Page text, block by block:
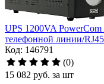
UPS 1200VA
телефонной линии/RJ45
Код: 146791
(0)
15 082 руб. за шт